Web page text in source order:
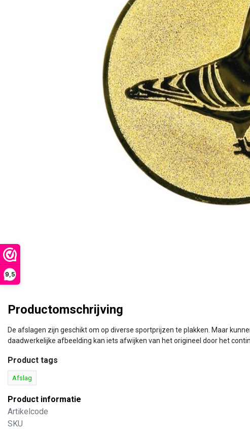
9,5
Productomschrijving
De afslagen zijn geschikt om op diverse sportprijzen te plakken. Maar
daadwerkelijke afbeelding kan iets afwijken van het origineel door het
Product tags
Afslag
Product informatie
Artikelcode
SKU